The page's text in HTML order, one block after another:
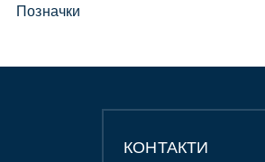
Позначки
КОНТАКТИ